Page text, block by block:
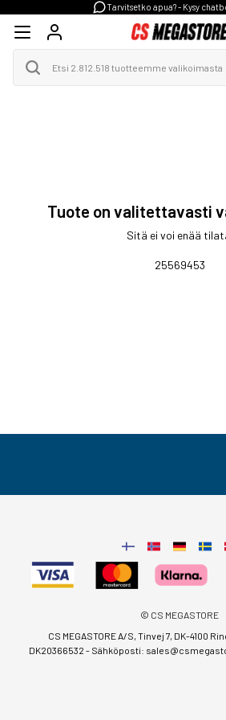
Tarvitsetko apua? - Kysy
Tuote on valitettavasti
Sitä ei voi enää
25569453
© CS MEGASTORE
CS MEGASTORE A/S, Tinvej 7, DK-4100
DK20366532 - Sähköposti: